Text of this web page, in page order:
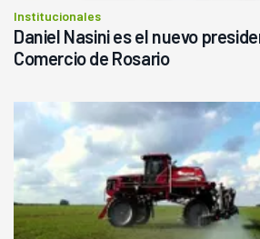
Institucionales
Daniel Nasini es el nuevo
Comercio de Rosario